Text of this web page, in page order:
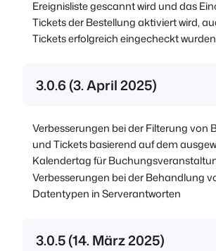
Ereignisliste gescannt wird und das
Tickets der Bestellung aktiviert wird,
Tickets erfolgreich eingecheckt wurden
3.0.6 (3. April 2025)
Verbesserungen bei der Filterung von
und Tickets basierend auf dem
Kalendertag für
Verbesserungen bei der Behandlung
Datentypen in Serverantworten
3.0.5 (14. März 2025)